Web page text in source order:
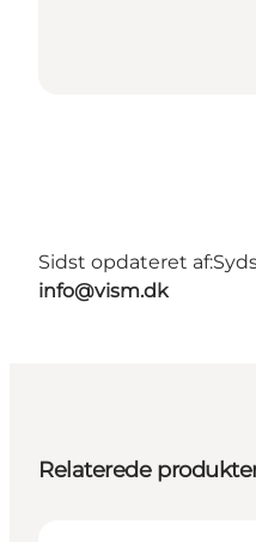
Sidst opdateret af:
info@vism.dk
Relaterede